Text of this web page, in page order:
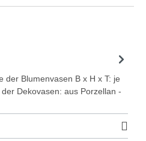
der Blumenvasen B x H x T: je
Dekovasen: aus Porzellan -